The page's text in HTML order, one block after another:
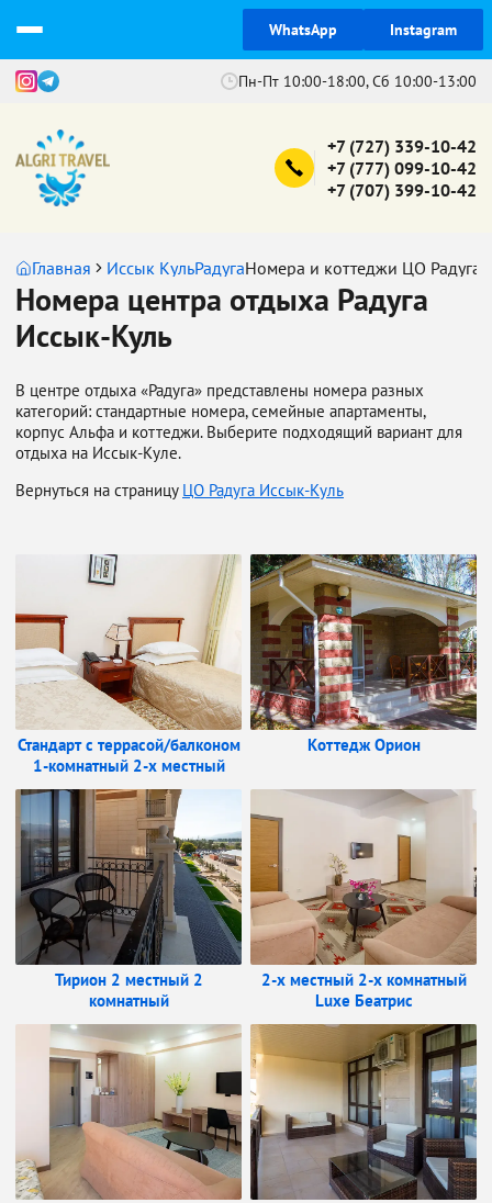
WhatsApp Instagram
Пн-Пт 10:00-18:00, Сб 10:00-13:00
+7 (727) 339-10-42
+7 (777) 099-10-42
+7 (707) 399-10-42
Главная Иссык КульРадугаНомера и коттеджи ЦО Радуга
Номера центра отдыха Радуга
Иссык-Куль
В центре отдыха «Радуга» представлены номера разных
категорий: стандартные номера, семейные апартаменты,
корпус Альфа и коттеджи. Выберите подходящий вариант для
отдыха на Иссык-Куле.
Вернуться на страницу ЦО Радуга Иссык-Куль
Стандарт с террасой/балконом
1-комнатный 2-х местный
Коттедж Орион
Тирион 2 местный 2
комнатный
2-х местный 2-х комнатный
Luxe Беатрис